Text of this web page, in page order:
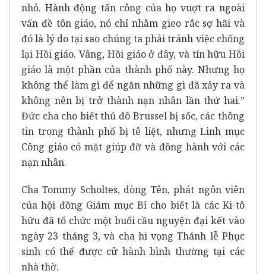
nhỏ. Hành động tấn công của họ vuợt ra ngoài
vấn đề tôn giáo, nó chỉ nhằm gieo rắc sợ hãi và
đó là lý do tại sao chúng ta phải tránh việc chống
lại Hồi giáo. Vâng, Hồi giáo ở đây, và tín hữu Hồi
giáo là một phần của thành phố này. Nhưng họ
không thể làm gì để ngăn những gì đã xảy ra và
không nên bị trở thành nạn nhân lần thứ hai.”
Đức cha cho biết thủ đô Brussel bị sốc, các thông
tin trong thành phố bị tê liệt, nhưng Linh mục
Công giáo có mặt giúp đỡ và đồng hành với các
nạn nhân.
Cha Tommy Scholtes, dòng Tên, phát ngôn viên
của hội đồng Giám mục Bỉ cho biết là các Ki-tô
hữu đã tổ chức một buổi cầu nguyện đại kết vào
ngày 23 tháng 3, và cha hi vọng Thánh lễ Phục
sinh có thể được cử hành bình thường tại các
nhà thờ.